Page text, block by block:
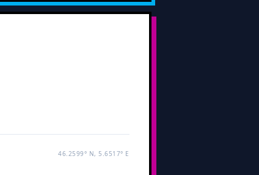
46.2599° N, 5.6517° E